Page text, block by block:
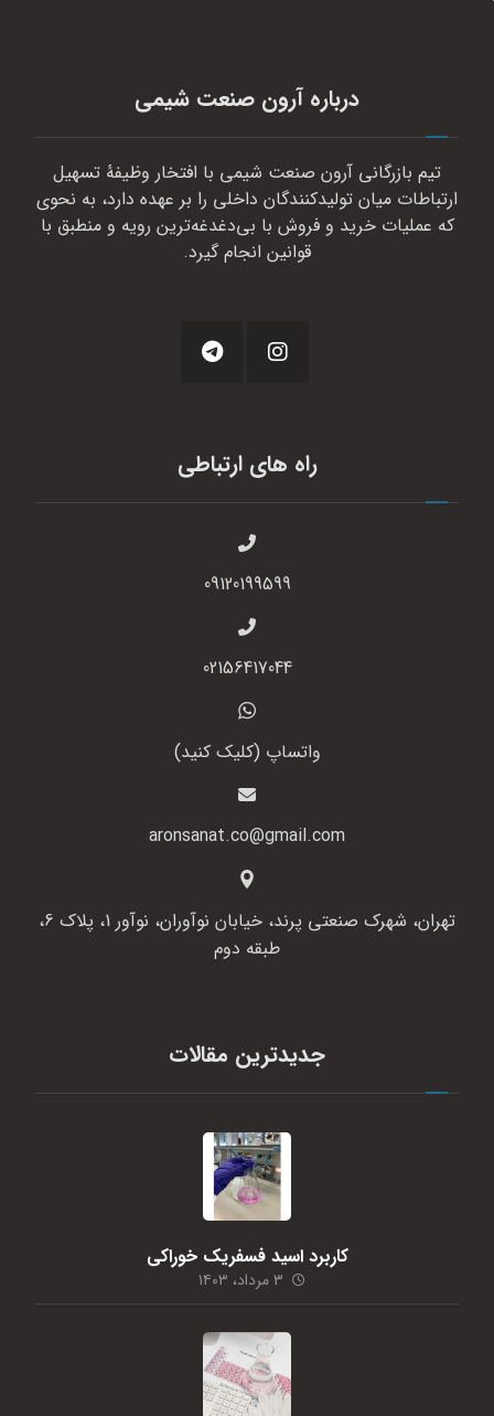
درباره آرون صنعت شیمی
تیم بازرگانی آرون صنعت شیمی با افتخار وظیفهٔ تسهیل
ارتباطات میان تولیدکنندگان داخلی را بر عهده دارد، به نحوی
که عملیات خرید و فروش با بی‌دغدغه‌ترین رویه و منطبق با
قوانین انجام گیرد.
راه های ارتباطی
09120199599
02156417044
واتساپ (کلیک کنید)
aronsanat.co@gmail.com
تهران، شهرک صنعتی پرند، خیابان نوآوران، نوآور 1، پلاک 6،
طبقه دوم
جدیدترین مقالات
کاربرد اسید فسفریک خوراکی
۳ مرداد، ۱۴۰۳